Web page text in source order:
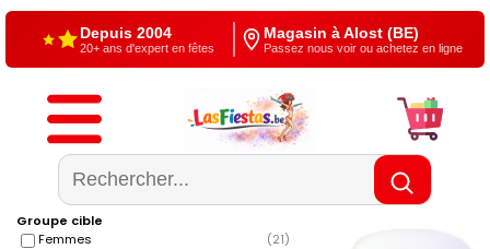
Depuis 2004
20+ ans d'expert en fêtes
Magasin à Alost (BE)
Passez nous voir ou achetez en ligne
À partir de €60 4,5/5 — Google
Groupe cible
Femmes
(21)